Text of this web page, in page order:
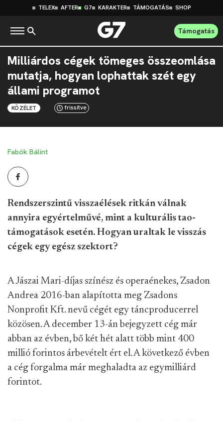
TELEX AFTER G7 KARAKTER TÁMOGATÁS SHOP
Támogatás
Milliárdos cégek tömeges összeomlása
mutatja, hogyan lophattak szét egy
állami programot
KÖZÉLET frissítve
Fabók Bálint
Rendszerszintű visszaélések ritkán válnak
annyira egyértelművé, mint a kulturális tao-
támogatások esetén. Hogyan uraltak le visszás
cégek egy egész szektort?
A Jászai Mari-díjas színész és operaénekes, Zsadon
Andrea 2016-ban alapította meg Zsadons
Nonprofit Kft. nevű cégét egy táncproducerrel
közösen. A december 13-án bejegyzett cég már
abban az évben, bő két hét alatt több mint 400
millió forintos árbevételt ért el. A következő évben
a cég forgalma már meghaladta az egymilliárd
forintot.